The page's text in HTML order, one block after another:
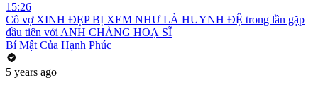
15:26
Cô vợ XINH ĐẸP BỊ XEM NHƯ LÀ HUYNH ĐỆ trong lần gặp
đầu tiên với ANH CHÀNG HOẠ SĨ
Bí Mật Của Hạnh Phúc
5 years ago